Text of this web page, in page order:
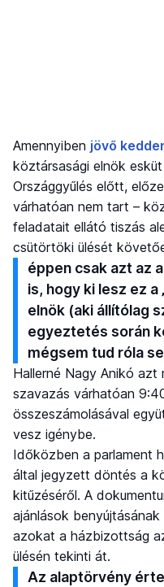
Amennyiben jövő
köztársasági elnök
Országgyűlés előtt,
várhatóan nem tart –
feladatait ellátó tiszás
csütörtöki ülését
éppen csak azt az
is, hogy ki lesz ez
elnök (aki állítólag
egyeztetés során
mégsem tud róla
Hallerné Nagy Anikó
szavazás várhatóan
összeszámolásával
vesz igénybe.
Időközben a parlament
által jegyzett döntés a
kitűzéséről. A
ajánlások
azokat a házbizottság
ülésén tekinti át.
Az alaptörvény